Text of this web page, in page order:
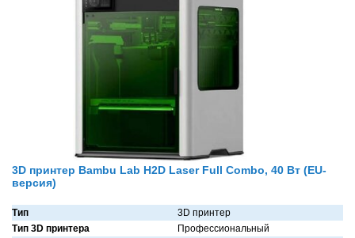
3D принтер Bambu Lab H2D Laser Full Combo, 40 Вт (EU-
версия)
Тип
3D принтер
Тип 3D принтера
Профессиональный